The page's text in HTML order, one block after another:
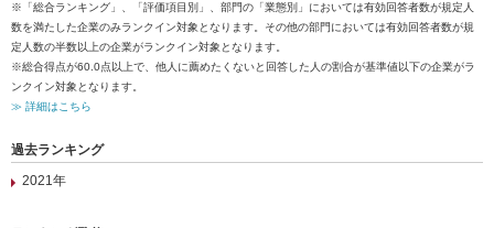
※「総合ランキング」、「評価項目別」、部門の「業態別」においては有効回答者数が規定人
数を満たした企業のみランクイン対象となります。その他の部門においては有効回答者数が規
定人数の半数以上の企業がランクイン対象となります。
※総合得点が60.0点以上で、他人に薦めたくないと回答した人の割合が基準値以下の企業がラ
ンクイン対象となります。
≫ 詳細はこちら
過去ランキング
2021年